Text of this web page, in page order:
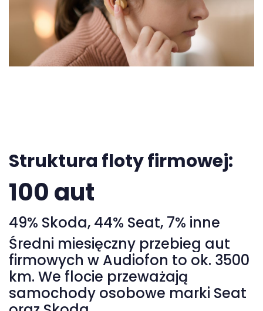
Struktura floty firmowej:
100 aut
49% Skoda, 44% Seat, 7% inne
Średni miesięczny przebieg aut
firmowych w Audiofon to ok. 3500
km. We flocie przeważają
samochody osobowe marki Seat